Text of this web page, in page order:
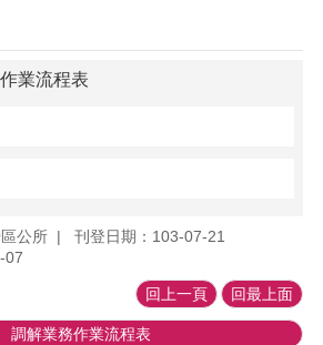
業流程表
公所
刊登日期：103-07-21
07
回上一頁 回最上面
調解業務作業流程表